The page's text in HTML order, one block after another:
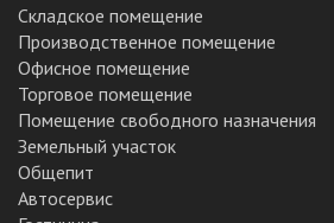
Складское помещение
Производственное помещение
Офисное помещение
Торговое помещение
Помещение свободного назначения
Земельный участок
Общепит
Автосервис